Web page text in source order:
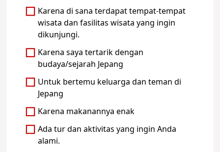
Karena di sana terdapat tempat-tempat
wisata dan fasilitas wisata yang ingin
dikunjungi.
Karena saya tertarik dengan
budaya/sejarah Jepang
Untuk bertemu keluarga dan teman di
Jepang
Karena makanannya enak
Ada tur dan aktivitas yang ingin Anda
alami.